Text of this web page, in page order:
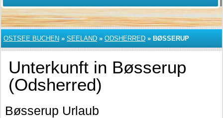
OSTSEE BUCHEN » SEELAND » ODSHERRED » BØSSERUP
Unterkunft in Bøsserup
(Odsherred)
Bøsserup Urlaub